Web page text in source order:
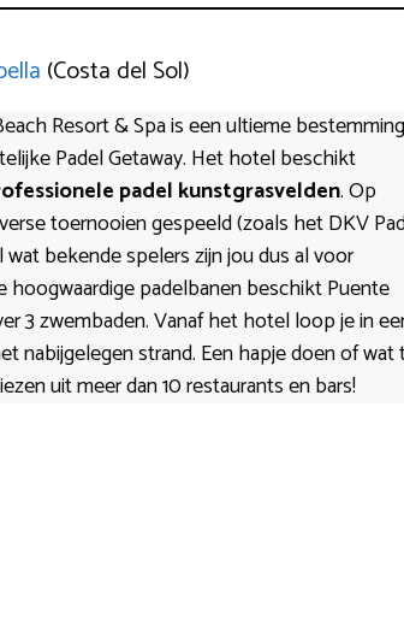
(Costa del Sol)
Resort & Spa is een ultieme bestemming
Padel Getaway. Het hotel beschikt
padel kunstgrasvelden. Op
toernooien gespeeld (zoals het DKV
bekende spelers zijn jou dus al voor
hoogwaardige padelbanen beschikt Puente
3 zwembaden. Vanaf het hotel loop je in
nabijgelegen strand. Een hapje doen of wat
uit meer dan 10 restaurants en bars!